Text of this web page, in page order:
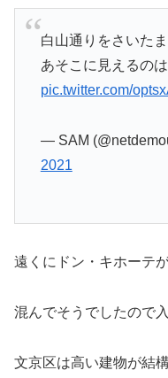
白山通りをさいた
あそこに見えるの
pic.twitter.com/
— SAM
2021
遠くにドン・キホーテ
混んでそうでしたので
文京区は高い建物が結